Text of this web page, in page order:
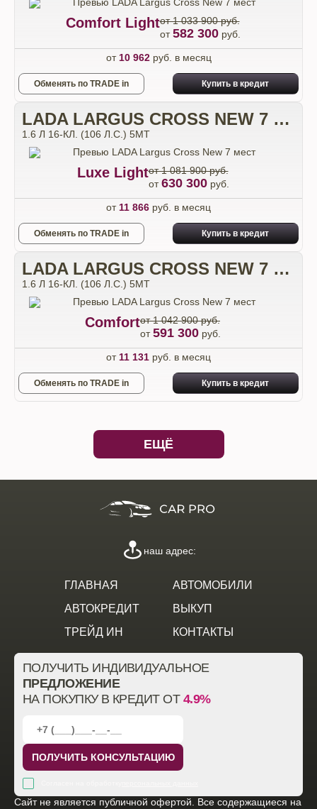
Comfort Lightот 1 033 900 руб.
от582 300руб.
от 10 962руб. в месяц
Обменять по TRADE in Купить в кредит
LADA LARGUS CROSS NEW 7 МЕСТ
1.6 Л 16-КЛ. (106 Л.С.) 5МТ
Luxe Lightот 1 081 900 руб.
от630 300руб.
от 11 866 руб. в месяц
Обменять по TRADE in Купить в кредит
LADA LARGUS CROSS NEW 7 МЕСТ
1.6 Л 16-КЛ. (106 Л.С.) 5МТ
Comfortот 1 042 900 руб.
от591 300 руб.
от 11 131 руб. в месяц
Обменять по TRADE in Купить в кредит
ЕЩЁ
ГЛАВНАЯ
АВТОМОБИЛИ
АВТОКРЕДИТ
ВЫКУП
ТРЕЙД ИН
КОНТАКТЫ
наш адрес:
ПОЛУЧИТЬ ИНДИВИДУАЛЬНОЕ
ПРЕДЛОЖЕНИЕ
НА ПОКУПКУ В КРЕДИТ ОТ 4.9%
ПОЛУЧИТЬ КОНСУЛЬТАЦИЮ
Cайт не является публичной офертой. Все содержащиеся на